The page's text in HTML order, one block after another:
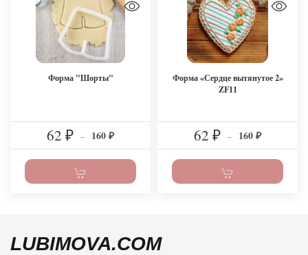
Форма "Шорты"
62 ₽ – 160 ₽
Форма «Сердце вытянутое 2»
ZF11
62 ₽ – 160 ₽
LUBIMOVA.COM